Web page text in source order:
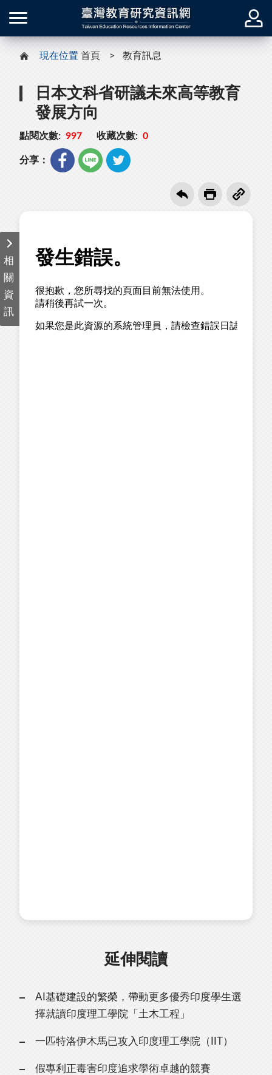
現在位置 首頁 教育訊息
日本文科省研議未來高等教育
發展方向
點閱次數: 997 收藏次數: 0
分享：
相
關
資
訊
延伸閱讀
AI基礎建設的繁榮，帶動更多優秀印度學生選
擇就讀印度理工學院「土木工程」
一匹特洛伊木馬已攻入印度理工學院（IIT）
假專利正毒害印度追求學術卓越的競賽